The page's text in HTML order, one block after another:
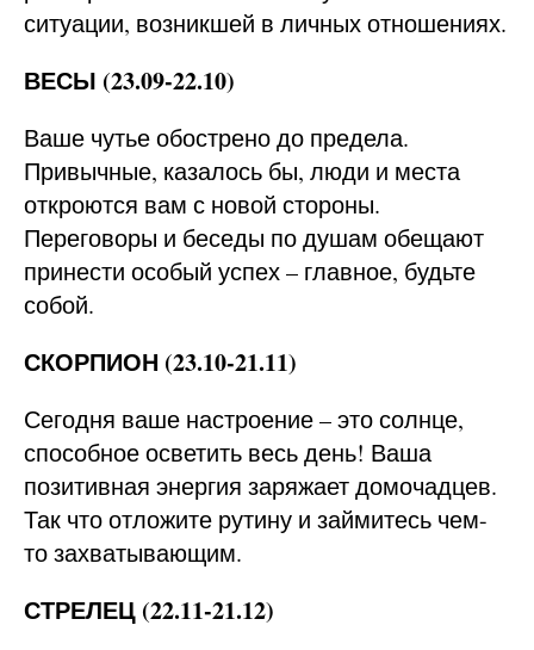
ситуации, возникшей в личных отношениях.
ВЕСЫ (23.09-22.10)
Ваше чутье обострено до предела.
Привычные, казалось бы, люди и места
откроются вам с новой стороны.
Переговоры и беседы по душам обещают
принести особый успех – главное, будьте
собой.
СКОРПИОН (23.10-21.11)
Сегодня ваше настроение – это солнце,
способное осветить весь день! Ваша
позитивная энергия заряжает домочадцев.
Так что отложите рутину и займитесь чем-
то захватывающим.
СТРЕЛЕЦ (22.11-21.12)